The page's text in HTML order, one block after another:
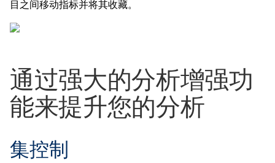
目之间移动指标并将其收藏。
通过强大的分析增强功
能来提升您的分析
集控制